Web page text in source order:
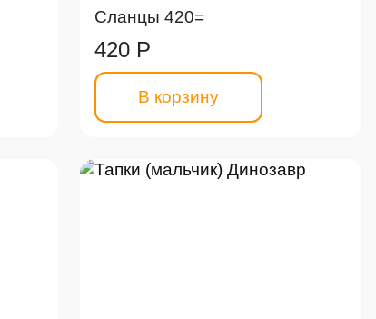
Сланцы 420=
420 Р
В корзину